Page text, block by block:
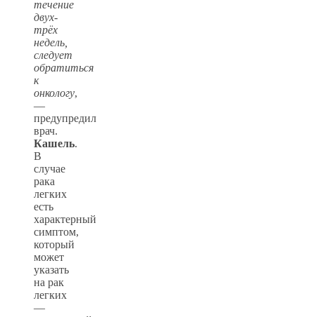
течение
двух-
трёх
недель,
следует
обратиться
к
онкологу,
—
предупредил
врач.
Кашель.
В
случае
рака
легких
есть
характерный
симптом,
который
может
указать
на рак
легких
—